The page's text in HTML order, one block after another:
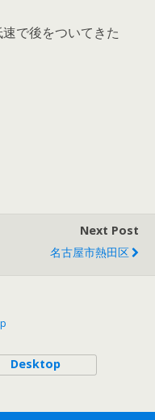
で後をついてきた
Next Post
名古屋市熱田区
Desktop